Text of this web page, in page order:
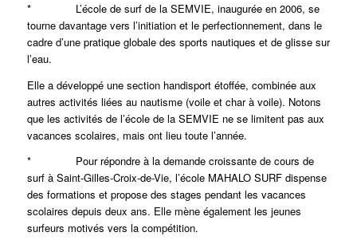
* L’école de surf de la SEMVIE, inaugurée en 2006, se
tourne davantage vers l’initiation et le perfectionnement, dans le
cadre d’une pratique globale des sports nautiques et de glisse sur
l’eau.
Elle a développé une section handisport étoffée, combinée aux
autres activités liées au nautisme (voile et char à voile). Notons
que les activités de l’école de la SEMVIE ne se limitent pas aux
vacances scolaires, mais ont lieu toute l’année.
* Pour répondre à la demande croissante de cours de
surf à Saint-Gilles-Croix-de-Vie, l’école MAHALO SURF dispense
des formations et propose des stages pendant les vacances
scolaires depuis deux ans. Elle mène également les jeunes
surfeurs motivés vers la compétition.